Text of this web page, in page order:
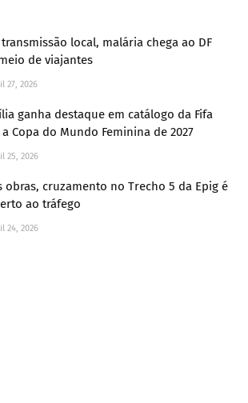
transmissão local, malária chega ao DF
de viajantes
27, 2026
ganha destaque em catálogo da Fifa
a Copa do Mundo Feminina de 2027
25, 2026
obras, cruzamento no Trecho 5 da Epig é
ao tráfego
24, 2026